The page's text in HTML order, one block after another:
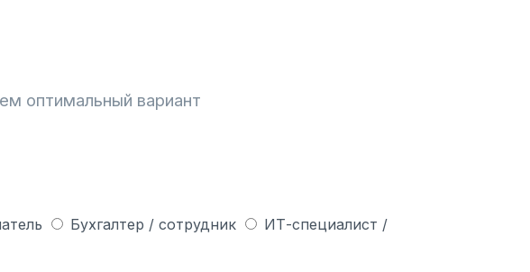
оптимальный вариант
Бухгалтер / сотрудник
ИТ-специалист /